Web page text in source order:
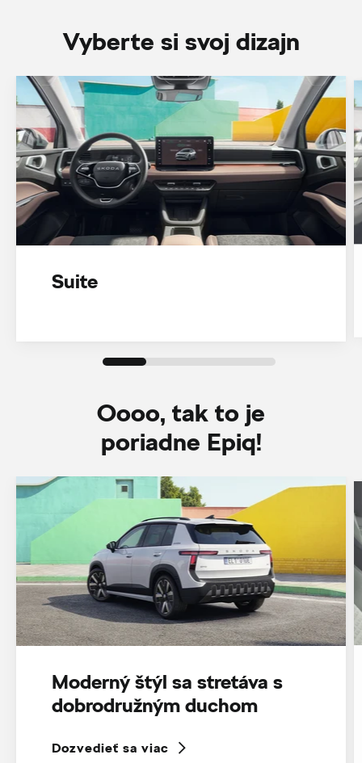
Vyberte si svoj dizajn
Suite
Oooo, tak to je
poriadne Epiq!
Moderný štýl sa stretáva s
dobrodružným duchom
Dozvedieť sa viac